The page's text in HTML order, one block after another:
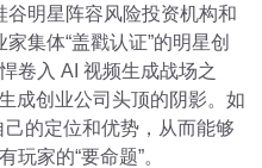
明星阵容风险投资机构和
集体“盖戳认证”的明星创
卷入 AI 视频生成战场之
成创业公司头顶的阴影。如
的定位和优势，从而能够
家的“要命题”。